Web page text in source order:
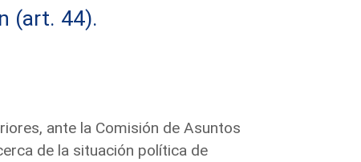
(art. 44).
ante la Comisión de Asuntos
de la situación política de